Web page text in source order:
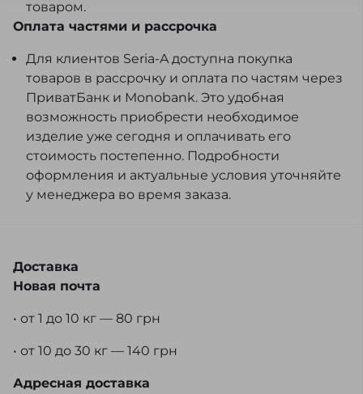
товаром.
Оплата частями и рассрочка
Для клиентов Seria-A доступна покупка
товаров в рассрочку и оплата по частям через
ПриватБанк и Monobank. Это удобная
возможность приобрести необходимое
изделие уже сегодня и оплачивать его
стоимость постепенно. Подробности
оформления и актуальные условия уточняйте
у менеджера во время заказа.
Доставка
Новая почта
• от 1 до 10 кг — 80 грн
• от 10 до 30 кг — 140 грн
Адресная доставка